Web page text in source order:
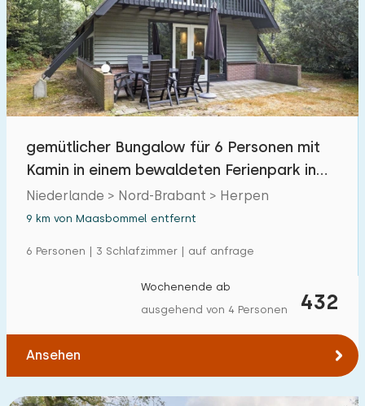
gemütlicher Bungalow für 6 Personen mit
Kamin in einem bewaldeten Ferienpark in
Brabant
Niederlande > Nord-Brabant > Herpen
9 km von Maasbommel entfernt
6 Personen | 3 Schlafzimmer | auf anfrage
432
Wochenende ab
ausgehend von 4 Personen
Ansehen